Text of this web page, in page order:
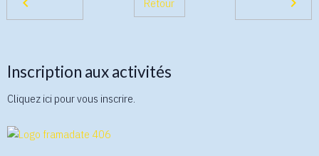
Inscription aux activités
Cliquez ici pour vous inscrire.